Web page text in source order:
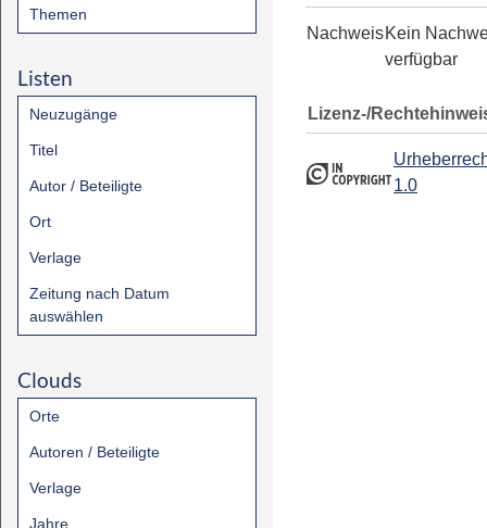
Themen
Listen
Neuzugänge
Titel
Autor / Beteiligte
Ort
Verlage
Zeitung nach Datum
auswählen
Clouds
Orte
Autoren / Beteiligte
Verlage
Jahre
NachweisKein
verfügbar
Lizenz-/
1.0